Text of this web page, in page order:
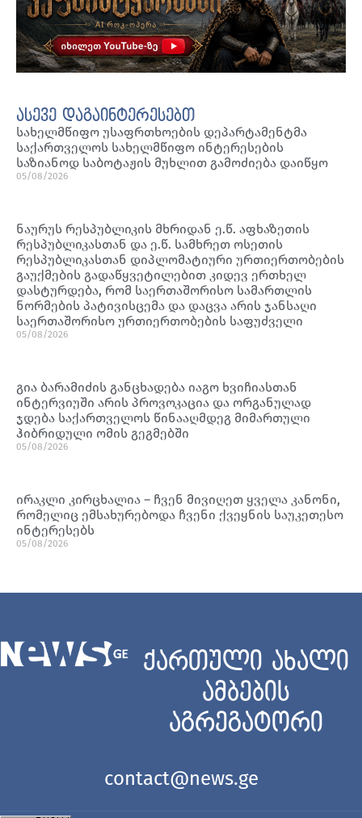
ასევე დაგაინტერესებთ
სახელმწიფო უსაფრთხოების დეპარტამენტმა
საქართველოს სახელმწიფო ინტერესების
საზიანოდ საბოტაჟის მუხლით გამოძიება დაიწყო
05/08/2026
ნაურუს რესპუბლიკის მხრიდან ე.წ. აფხაზეთის
რესპუბლიკასთან და ე.წ. სამხრეთ ოსეთის
რესპუბლიკასთან დიპლომატიური ურთიერთობების
გაუქმების გადაწყვეტილებით კიდევ ერთხელ
დასტურდება, რომ საერთაშორისო სამართლის
ნორმების პატივისცემა და დაცვა არის ჯანსაღი
საერთაშორისო ურთიერთობების საფუძველი
05/08/2026
გია ბარამიძის განცხადება იაგო ხვიჩიასთან
ინტერვიუში არის პროვოკაცია და ორგანულად
ჯდება საქართველოს წინააღმდეგ მიმართული
ჰიბრიდული ომის გეგმებში
05/08/2026
ირაკლი კირცხალია – ჩვენ მივიღეთ ყველა კანონი,
რომელიც ემსახურებოდა ჩვენი ქვეყნის საუკეთესო
ინტერესებს
05/08/2026
ქართული ახალი
ამბების
აგრეგატორი
contact@news.ge